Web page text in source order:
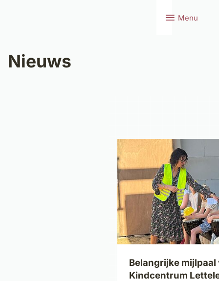
Menu
Nieuws
Belangrijke mijlpaal
Kindcentrum